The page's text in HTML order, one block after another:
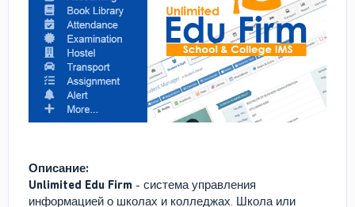
Описание:
Unlimited Edu Firm - система управления
информацией о школах и колледжах. Школа или